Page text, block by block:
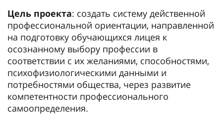
Цель проекта: создать систему действенной
профессиональной ориентации, направленной
на подготовку обучающихся лицея к
осознанному выбору профессии в
соответствии с их желаниями, способностями,
психофизиологическими данными и
потребностями общества, через развитие
компетентности профессионального
самоопределения.